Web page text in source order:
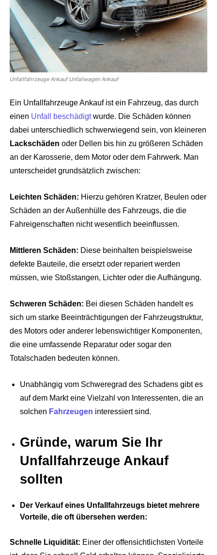
Unfallfahrzeuge Ankauf Unfallwagen Ankauf
Ein Unfallfahrzeuge Ankauf ist ein Fahrzeug, das durch
einen Unfall beschädigtwurde. Die Schäden können
dabei unterschiedlich schwerwiegend sein, von kleineren
Lackschäden oder Dellen bis hin zu größeren Schäden
an der Karosserie, dem Motor oder dem Fahrwerk. Man
unterscheidet grundsätzlich zwischen:
Leichten Schäden: Hierzu gehören Kratzer, Beulen oder
Schäden an der Außenhülle des Fahrzeugs, die die
Fahreigenschaften nicht wesentlich beeinflussen.
Mittleren Schäden: Diese beinhalten beispielsweise
defekte Bauteile, die ersetzt oder repariert werden
müssen, wie Stoßstangen, Lichter oder die Aufhängung.
Schweren Schäden: Bei diesen Schäden handelt es
sich um starke Beeinträchtigungen der Fahrzeugstruktur,
des Motors oder anderer lebenswichtiger Komponenten,
die eine umfassende Reparatur oder sogar den
Totalschaden bedeuten können.
Unabhängig vom Schweregrad des Schadens gibt es
auf dem Markt eine Vielzahl von Interessenten, die an
solchen Fahrzeugen interessiert sind.
Gründe, warum Sie Ihr
Unfallfahrzeuge Ankauf
sollten
Der Verkauf eines Unfallfahrzeugs bietet mehrere
Vorteile, die oft übersehen werden:
Schnelle Liquidität: Einer der offensichtlichsten Vorteile